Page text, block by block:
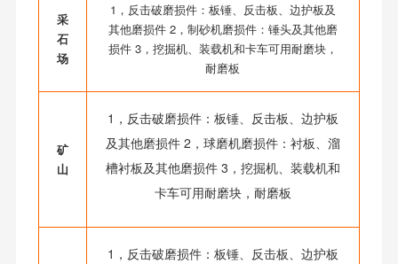
采
石
场
1，反击破磨损件：板锤、反击板、边护板及
其他磨损件 2，制砂机磨损件：锤头及其他磨
损件 3，挖掘机、装载机和卡车可用耐磨块，
耐磨板
矿
山
1，反击破磨损件：板锤、反击板、边护板
及其他磨损件 2，球磨机磨损件：衬板、溜
槽衬板及其他磨损件 3，挖掘机、装载机和
卡车可用耐磨块，耐磨板
1，反击破磨损件：板锤、反击板、边护板